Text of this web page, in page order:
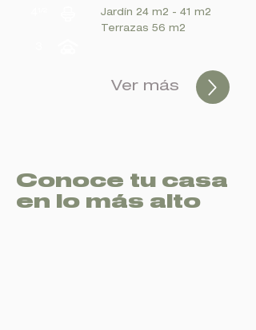
Jardín 24 m2 - 41 m2
Terrazas 56 m2
Ver más
Conoce tu casa
en lo más alto